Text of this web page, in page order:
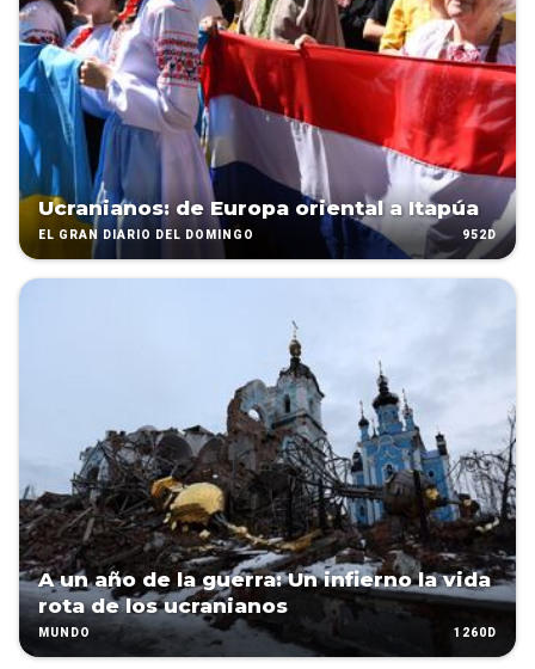
Ucranianos: de Europa oriental a Itapúa
EL GRAN DIARIO DEL DOMINGO 952D
A un año de la guerra: Un infierno la vida
rota de los ucranianos
MUNDO 1260D